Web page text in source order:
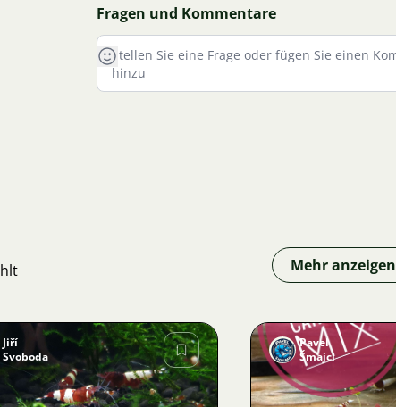
Fragen und Kommentare
Mehr anzeigen
Jiří
Svoboda
Pavel
Šmajcl